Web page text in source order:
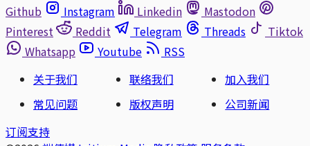
Github
Instagram Linkedin
Mastodon
Pinterest
Reddit Telegram Threads
Tiktok
Whatsapp
Youtube
RSS
关于我们
联络我们
加入我们
常见问题
版权声明
公司新闻
订阅支持